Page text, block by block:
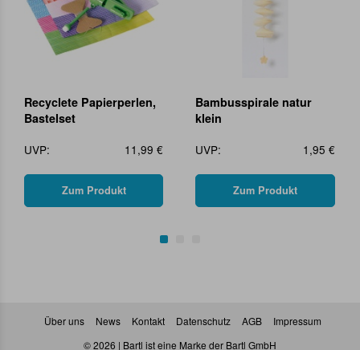
Recyclete Papierperlen,
Bastelset
UVP:
11,99 €
Zum Produkt
Bambusspirale natur
klein
UVP:
1,95 €
Zum Produkt
© 2026 | Bartl ist eine Marke der Bartl GmbH
Über uns News Kontakt Datenschutz AGB Impressum